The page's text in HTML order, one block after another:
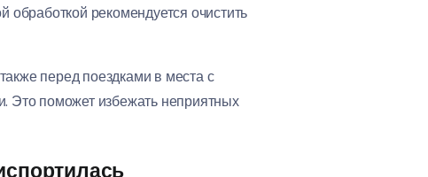
обработкой рекомендуется очистить
перед поездками в места с
Это поможет избежать неприятных